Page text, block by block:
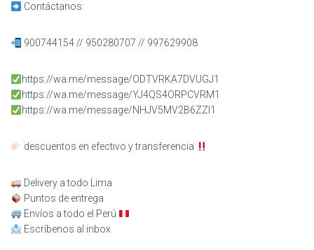
Contáctanos:
900744154 // 950280707 // 997629908
https://wa.me/message/ODTVRKA7DVUGJ1
https://wa.me/message/YJ4QS4ORPCVRM1
https://wa.me/message/NHJV5MV2B6ZZI1
descuentos en efectivo y transferencia
Delivery a todo Lima
Puntos de entrega
Envíos a todo el Perú
Escríbenos al inbox